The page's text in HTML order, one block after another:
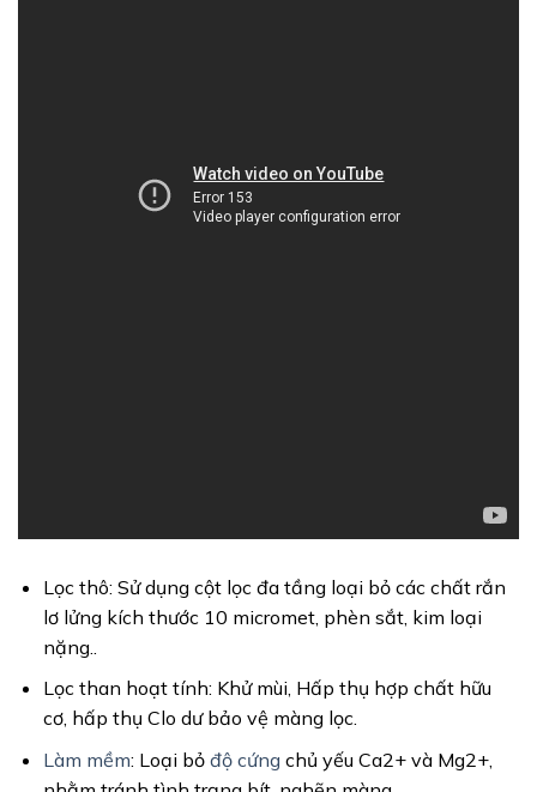
Lọc thô: Sử dụng cột lọc đa tầng loại bỏ các chất rắn
lơ lửng kích thước 10 micromet, phèn sắt, kim loại
nặng..
Lọc than hoạt tính: Khử mùi, Hấp thụ hợp chất hữu
cơ, hấp thụ Clo dư bảo vệ màng lọc.
Làm mềm: Loại bỏ độ cứng chủ yếu Ca2+ và Mg2+,